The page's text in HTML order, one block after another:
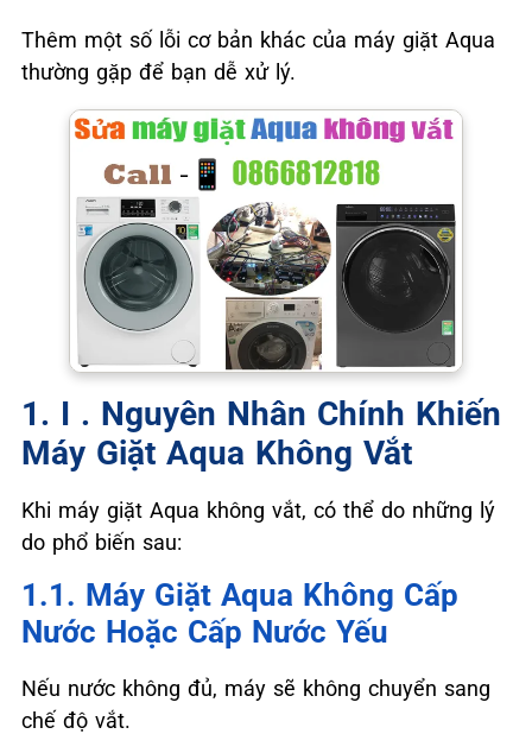
Thêm một số lỗi cơ bản khác của máy giặt Aqua
thường gặp để bạn dễ xử lý.
1. ️I . Nguyên Nhân Chính Khiến
Máy Giặt Aqua Không Vắt
Khi máy giặt Aqua không vắt, có thể do những lý
do phổ biến sau:
1.1. Máy Giặt Aqua Không Cấp
Nước Hoặc Cấp Nước Yếu
Nếu nước không đủ, máy sẽ không chuyển sang
chế độ vắt.